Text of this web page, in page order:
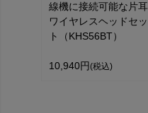
線機に接続可能な片耳
ワイヤレスヘッドセッ
ト（KHS56BT）
10,940円 (税込)